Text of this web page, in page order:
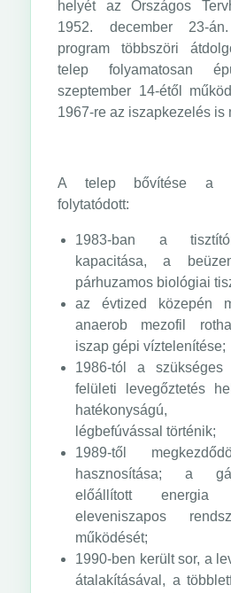
helyét az Országos
1952. december 23-
program többszöri
telep folyamatosan
szeptember 14-étől
1967-re az iszapkezelés is
A telep bővítése a
folytatódott:
1983-ban a
kapacitása, a
párhuzamos biológiai
az évtized közepén
anaerob mezofil
iszap gépi víztelenítése;
1986-tól a szükséges
felületi levegőztetés
hatékonyságú,
légbefúvással történik;
1989-től
hasznosítása; a
előállított
eleveniszapos
működését;
1990-ben került sor, a
átalakításával, a